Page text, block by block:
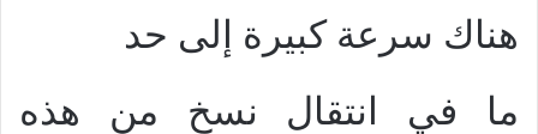
هناك سرعة كبيرة إلى حد
ما في انتقال نسخ من هذه